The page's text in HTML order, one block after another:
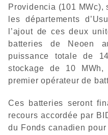
Providencia (101 MWc),
les départements
l’ajout de ces deux
batteries de Neoen
puissance totale de
stockage de 10
premier opérateur de
Ces batteries seront
recours accordée par
du Fonds canadien